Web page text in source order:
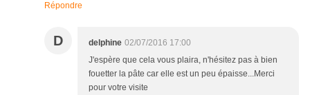
Répondre
D delphine 02/07/2016 17:00
J'espère que cela vous plaira, n'hésitez pas à bien
fouetter la pâte car elle est un peu épaisse...Merci
pour votre visite